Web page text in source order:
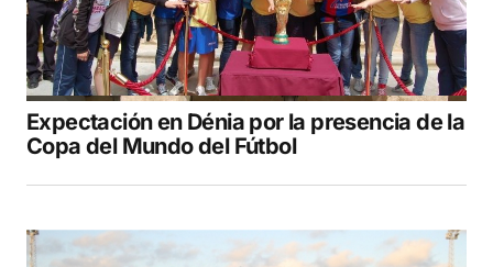
Expectación en Dénia por la presencia de la
Copa del Mundo del Fútbol